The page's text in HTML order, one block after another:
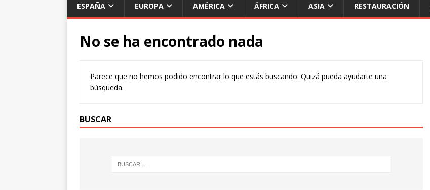
ESPAÑA EUROPA AMÉRICA ÁFRICA ASIA RESTAURACIÓN
No se ha encontrado nada
Parece que no hemos podido encontrar lo que estás buscando. Quizá pueda ayudarte una
búsqueda.
BUSCAR